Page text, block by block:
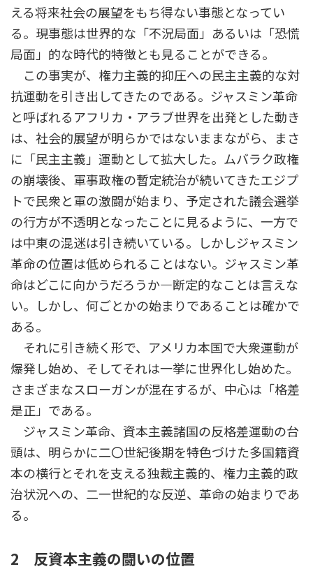
える将来社会の展望をもち得ない事態となってい
る。現事態は世界的な「不況局面」あるいは「恐慌
局面」的な時代的特徴とも見ることができる。
この事実が、権力主義的抑圧への民主主義的な対
抗運動を引き出してきたのである。ジャスミン革命
と呼ばれるアフリカ・アラブ世界を出発とした動き
は、社会的展望が明らかではないままながら、まさ
に「民主主義」運動として拡大した。ムバラク政権
の崩壊後、軍事政権の暫定統治が続いてきたエジプ
トで民衆と軍の激闘が始まり、予定された議会選挙
の行方が不透明となったことに見るように、一方で
は中東の混迷は引き続いている。しかしジャスミン
革命の位置は低められることはない。ジャスミン革
命はどこに向かうだろうか―断定的なことは言えな
い。しかし、何ごとかの始まりであることは確かで
ある。
それに引き続く形で、アメリカ本国で大衆運動が
爆発し始め、そしてそれは一挙に世界化し始めた。
さまざまなスローガンが混在するが、中心は「格差
是正」である。
ジャスミン革命、資本主義諸国の反格差運動の台
頭は、明らかに二〇世紀後期を特色づけた多国籍資
本の横行とそれを支える独裁主義的、権力主義的政
治状況への、二一世紀的な反逆、革命の始まりであ
る。
2 反資本主義の闘いの位置